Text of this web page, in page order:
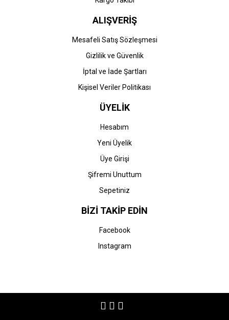
ALIŞVERİŞ
Mesafeli Satış Sözleşmesi
Gizlilik ve Güvenlik
İptal ve İade Şartları
Kişisel Veriler Politikası
ÜYELİK
Hesabım
Yeni Üyelik
Üye Girişi
Şifremi Unuttum
Sepetiniz
BİZİ TAKİP EDİN
Facebook
Instagram